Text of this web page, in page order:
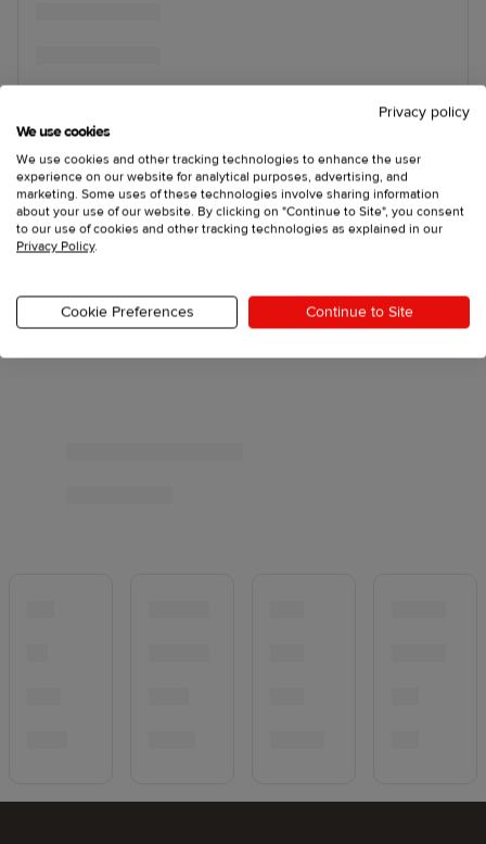
Privacy policy
We use cookies
We use cookies and other tracking technologies to enhance the user
experience on our website for analytical purposes, advertising, and
marketing. Some uses of these technologies involve sharing information
about your use of our website. By clicking on "Continue to Site", you consent
to our use of cookies and other tracking technologies as explained in our
Privacy Policy.
Cookie Preferences Continue to Site